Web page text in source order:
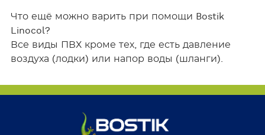
Что ещё можно варить при помощи Bostik
Linocol?
Все виды ПВХ кроме тех, где есть давление
воздуха (лодки) или напор воды (шланги).